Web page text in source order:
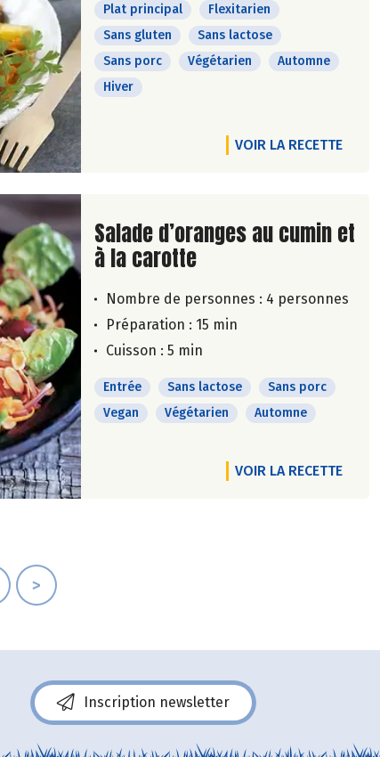
Plat principal
Flexitarien
Sans gluten
Sans lactose
Sans porc
Végétarien
Automne
Hiver
VOIR LA RECETTE
Lire la suite de la recette
Salade d’oranges au cumin et
à la carotte
Nombre de personnes : 4 personnes
Préparation : 15 min
Cuisson : 5 min
Entrée Sans lactose
Sans porc
Vegan
Végétarien Automne
VOIR LA RECETTE
>
Inscription newsletter